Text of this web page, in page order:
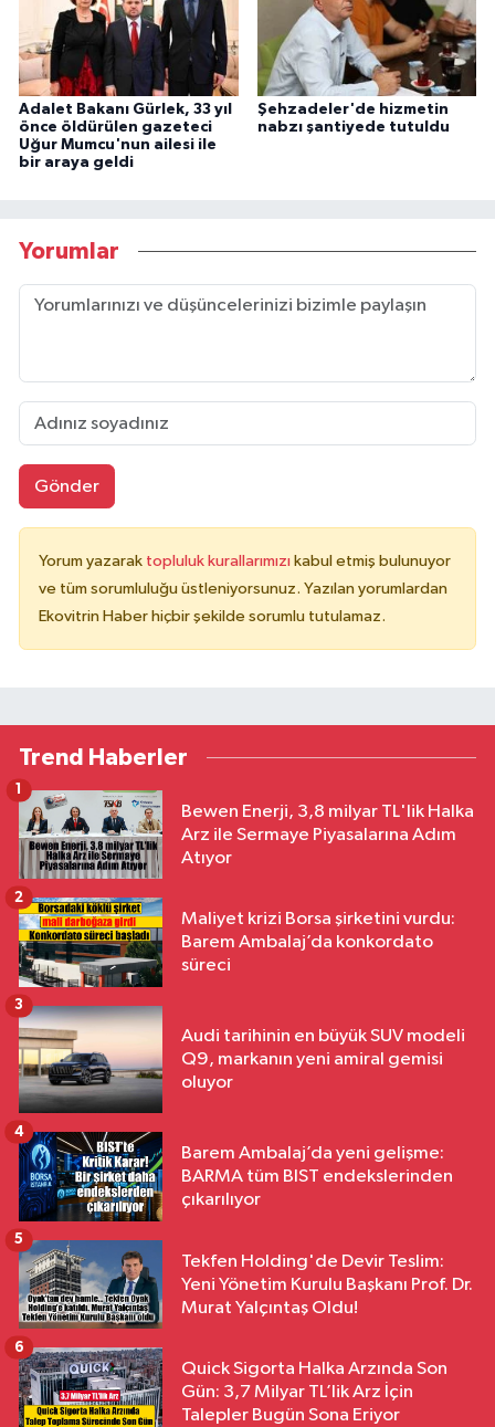
Adalet Bakanı Gürlek, 33 yıl
önce öldürülen gazeteci
Uğur Mumcu'nun ailesi ile
bir araya geldi
Şehzadeler'de hizmetin
nabzı şantiyede tutuldu
Yorumlar
Gönder
Yorum yazarak topluluk kurallarımızı kabul etmiş bulunuyor
ve tüm sorumluluğu üstleniyorsunuz. Yazılan yorumlardan
Ekovitrin Haber hiçbir şekilde sorumlu tutulamaz.
Trend Haberler
Bewen Enerji, 3,8 milyar TL'lik Halka
Arz ile Sermaye Piyasalarına Adım
Atıyor
1
Maliyet krizi Borsa şirketini vurdu:
Barem Ambalaj’da konkordato
süreci
2
Audi tarihinin en büyük SUV modeli
Q9, markanın yeni amiral gemisi
oluyor
3
Barem Ambalaj’da yeni gelişme:
BARMA tüm BIST endekslerinden
çıkarılıyor
4
Tekfen Holding'de Devir Teslim:
Yeni Yönetim Kurulu Başkanı Prof. Dr.
Murat Yalçıntaş Oldu!
5
Quick Sigorta Halka Arzında Son
Gün: 3,7 Milyar TL’lik Arz İçin
Talepler Bugün Sona Eriyor
6